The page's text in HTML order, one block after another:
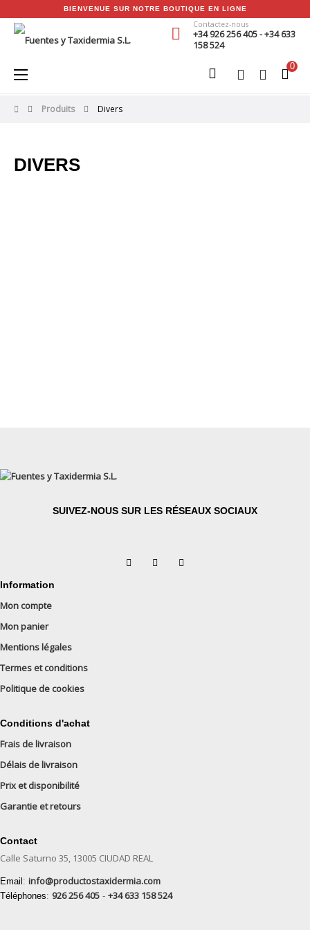
BIENVENUE SUR NOTRE BOUTIQUE EN LIGNE
Contactez-nous
+34 926 256 405 - +34 633
158 524
0
Basculer
navigation
☰
Produits Divers
DIVERS
SUIVEZ-NOUS SUR LES RÉSEAUX SOCIAUX
Information
Mon compte
Mon panier
Mentions légales
Termes et conditions
Politique de cookies
Conditions d'achat
Frais de livraison
Délais de livraison
Prix et disponibilité
Garantie et retours
Contact
Calle Saturno 35, 13005 CIUDAD REAL
Email : info@productostaxidermia.com
Téléphones: 926 256 405 - +34 633 158 524